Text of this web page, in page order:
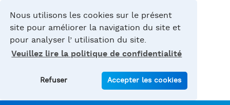
Nous utilisons les cookies sur le présent
site pour améliorer la navigation du site et
pour analyser l’ utilisation du site.
Veuillez lire la politique de confidentialité
Refuser Accepter les cookies